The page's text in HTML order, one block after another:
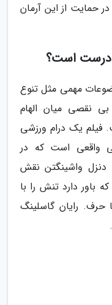
حمایت از این آرمان
درست است؟
مهمی مثل تنوع
نقصی میان الهام
فیلم یک درام ورزشی
واقعی است که در
دنزل واشینگتن نقش
باور دارد تنش را با
حرف. رایان گاسلینگ